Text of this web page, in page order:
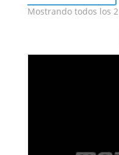
Mostrando todos los